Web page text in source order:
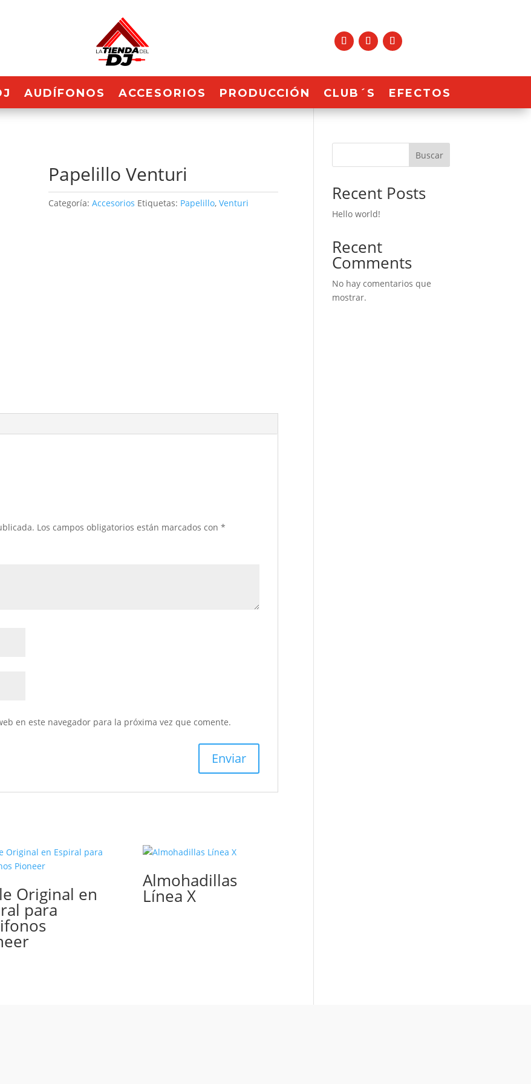
AUDÍFONOS ACCESORIOS PRODUCCIÓN CLUB´S EFECTOS
Papelillo Venturi
Categoría:Accesorios Etiquetas: Papelillo,Venturi
Los campos obligatorios están marcados con*
en este navegador para la próxima vez que comente.
Original en
para
Almohadillas
Línea X
Buscar
Recent Posts
Hello world!
Recent
Comments
No hay comentarios que
mostrar.